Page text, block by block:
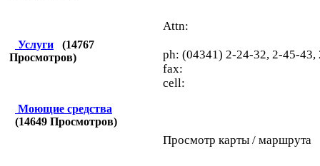
Услуги (14767
Просмотров)
Моющие средства
(14649 Просмотров)
Attn:
ph: (04341) 2-24-32, 2-45-
fax:
cell:
Просмотр карты / маршрута